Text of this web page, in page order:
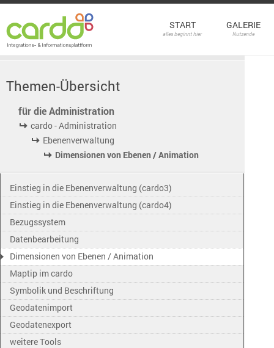
START
alles beginnt hier
GALERIE
Nutzende
Themen-Übersicht
für die Administration
cardo - Administration
Ebenenverwaltung
Dimensionen von Ebenen / Animation
Einstieg in die Ebenenverwaltung (cardo3)
Einstieg in die Ebenenverwaltung (cardo4)
Bezugssystem
Datenbearbeitung
Dimensionen von Ebenen / Animation
Maptip im cardo
Symbolik und Beschriftung
Geodatenimport
Geodatenexport
weitere Tools